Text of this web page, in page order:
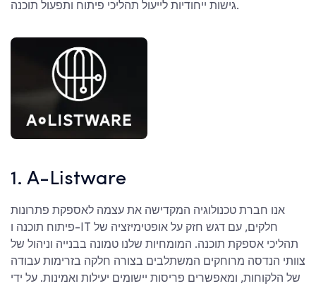
גישות ייחודיות לייעול תהליכי פיתוח ותפעול תוכנה.
1. A-Listware
אנו חברת טכנולוגיה המקדישה את עצמה לאספקת פתרונות
פיתוח תוכנה ו-IT חלקים, עם דגש חזק על אופטימיזציה של
תהליכי אספקת תוכנה. המומחיות שלנו טמונה בבנייה וניהול של
צוותי הנדסה מרוחקים המשתלבים בצורה חלקה בזרימות עבודה
של הלקוחות, ומאפשרים פריסות יישומים יעילות ואמינות. על ידי